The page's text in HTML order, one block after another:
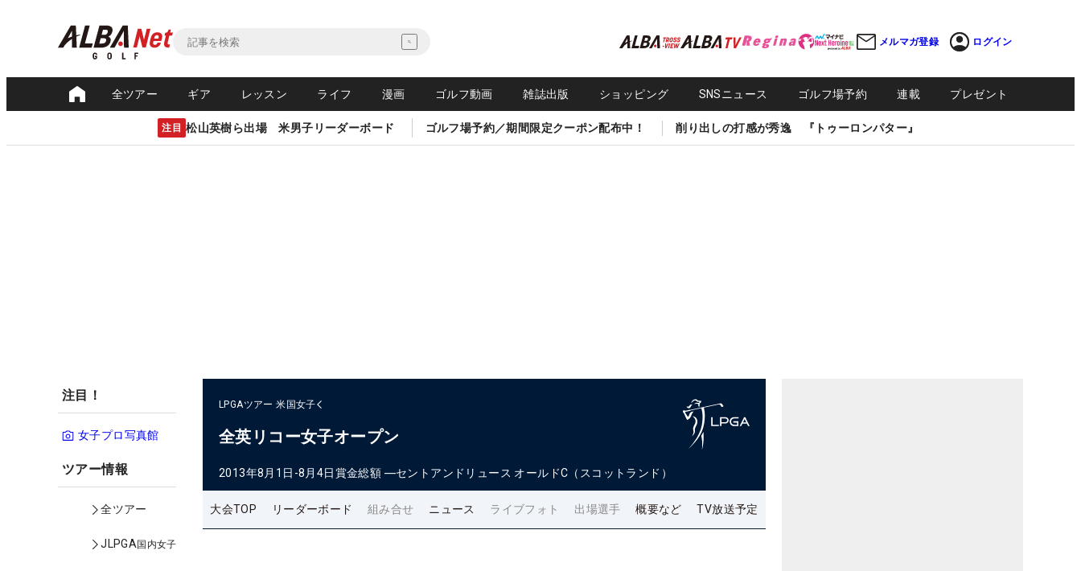
メルマガ登録 ログイン
全ツアー ギア レッスン ライフ 漫画 ゴルフ動画 雑誌出版 ショッピング SNSニュース ゴルフ場予約 連載 プレゼント
注目 松山英樹ら出場 米男子リーダーボード ゴルフ場予約／期間限定クーポン配布中！ 削り出しの打感が秀逸 『トゥーロンパター』
注目！
女子プロ写真館
ツアー情報
全ツアー
JLPGA国内女子
LPGAツアー 米国女子
全英リコー女子オープン
2013年8月1日-8月4日賞金総額 ―セントアンドリュース オールドC（スコットランド）
大会TOP リーダーボード 組み合せ ニュース ライブフォト 出場選手 概要など TV放送予定